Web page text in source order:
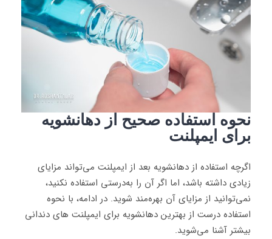
نحوه استفاده صحیح از دهانشویه
برای ایمپلنت
اگرچه استفاده از دهانشویه بعد از ایمپلنت می‌تواند مزایای
زیادی داشته باشد، اما اگر آن را به‌درستی استفاده نکنید،
نمی‌توانید از مزایای آن بهره‌مند شوید. در ادامه، با نحوه
استفاده درست از بهترین دهانشویه برای ایمپلنت های دندانی
بیشتر آشنا می‌شوید.